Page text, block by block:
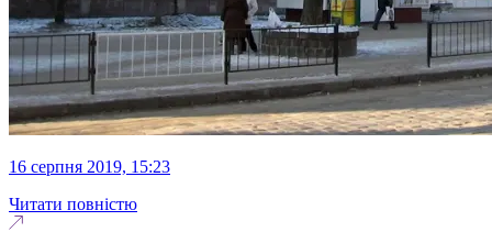
16 серпня 2019, 15:23
Читати повністю